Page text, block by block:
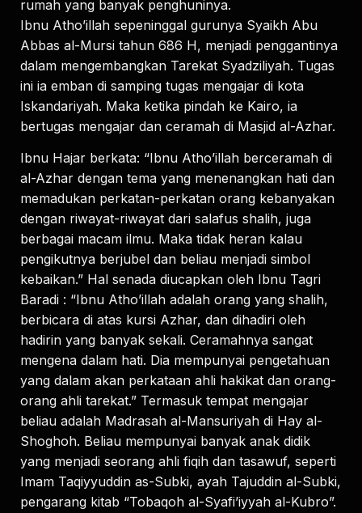
rumah yang banyak penghuninya.
Ibnu Atho’illah sepeninggal gurunya Syaikh Abu
Abbas al-Mursi tahun 686 H, menjadi penggantinya
dalam mengembangkan Tarekat Syadziliyah. Tugas
ini ia emban di samping tugas mengajar di kota
Iskandariyah. Maka ketika pindah ke Kairo, ia
bertugas mengajar dan ceramah di Masjid al-Azhar.
Ibnu Hajar berkata: “Ibnu Atho’illah berceramah di
al-Azhar dengan tema yang menenangkan hati dan
memadukan perkatan-perkatan orang kebanyakan
dengan riwayat-riwayat dari salafus shalih, juga
berbagai macam ilmu. Maka tidak heran kalau
pengikutnya berjubel dan beliau menjadi simbol
kebaikan.” Hal senada diucapkan oleh Ibnu Tagri
Baradi : “Ibnu Atho’illah adalah orang yang shalih,
berbicara di atas kursi Azhar, dan dihadiri oleh
hadirin yang banyak sekali. Ceramahnya sangat
mengena dalam hati. Dia mempunyai pengetahuan
yang dalam akan perkataan ahli hakikat dan orang-
orang ahli tarekat.” Termasuk tempat mengajar
beliau adalah Madrasah al-Mansuriyah di Hay al-
Shoghoh. Beliau mempunyai banyak anak didik
yang menjadi seorang ahli fiqih dan tasawuf, seperti
Imam Taqiyyuddin as-Subki, ayah Tajuddin al-Subki,
pengarang kitab “Tobaqoh al-Syafi’iyyah al-Kubro”.